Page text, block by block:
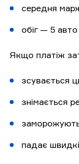
середня
обіг — 5
Якщо платіж
зсувається
знімається
падає